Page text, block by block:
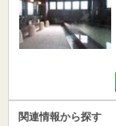
関連情報から探す